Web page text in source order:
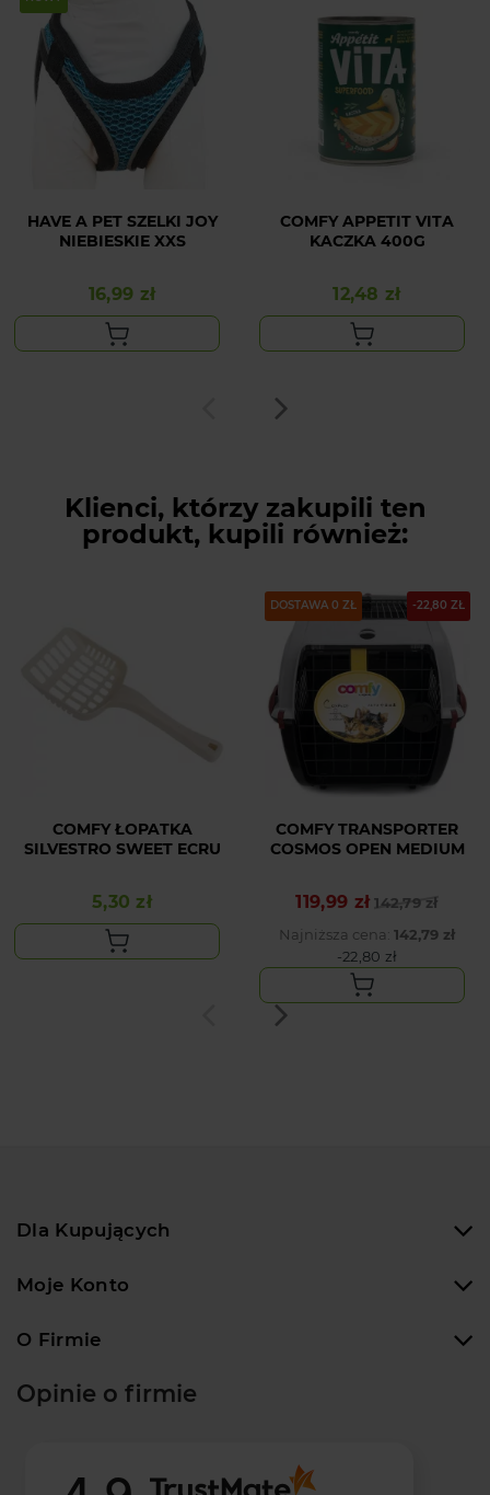
HAVE A PET SZELKI JOY
NIEBIESKIE XXS
Cena
16,99 zł
COMFY APPETIT VITA
KACZKA 400G
Cena
12,48 zł
Klienci, którzy zakupili ten
produkt, kupili również:
COMFY ŁOPATKA
SILVESTRO SWEET ECRU
Cena
5,30 zł
-22,80 ZŁ
DOSTAWA 0 ZŁ
COMFY TRANSPORTER
COSMOS OPEN MEDIUM
Cena podstawowa
142,79 zł
Cena
119,99 zł
Najniższa cena: 142,79 zł
-22,80 zł
Dla Kupujących
Moje Konto
O Firmie
Opinie o firmie